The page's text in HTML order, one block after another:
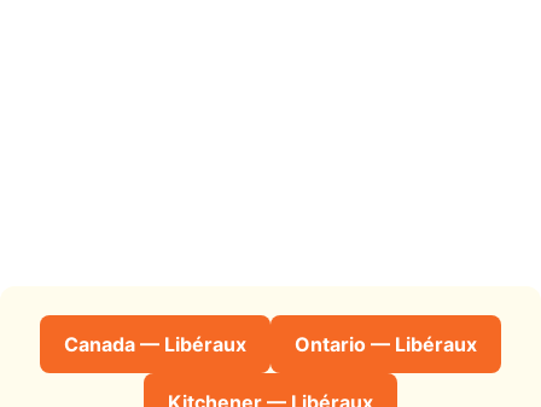
Canada — Libéraux Ontario — Libéraux